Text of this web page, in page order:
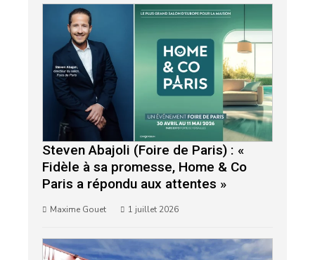
Steven Abajoli (Foire de Paris) : «
Fidèle à sa promesse, Home & Co
Paris a répondu aux attentes »
Maxime Gouet 1 juillet 2026